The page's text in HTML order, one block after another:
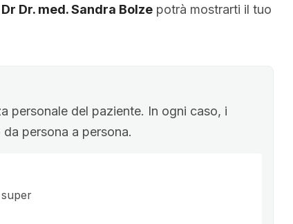
Dr Dr. med. Sandra Bolze potrà mostrarti il tuo
personale del paziente. In ogni caso, i
persona a persona.